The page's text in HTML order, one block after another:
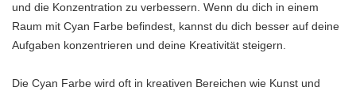
und die Konzentration zu verbessern. Wenn du dich in einem
Raum mit Cyan Farbe befindest, kannst du dich besser auf deine
Aufgaben konzentrieren und deine Kreativität steigern.
Die Cyan Farbe wird oft in kreativen Bereichen wie Kunst und